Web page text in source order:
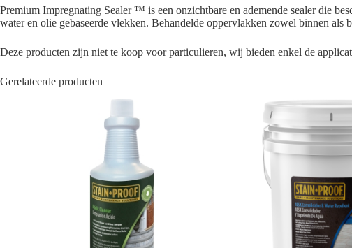
Premium Impregnating Sealer ™ is een onzichtbare en ademende sealer die
water en olie gebaseerde vlekken. Behandelde oppervlakken zowel binnen
Deze producten zijn niet te koop voor particulieren, wij bieden enkel de
Gerelateerde producten